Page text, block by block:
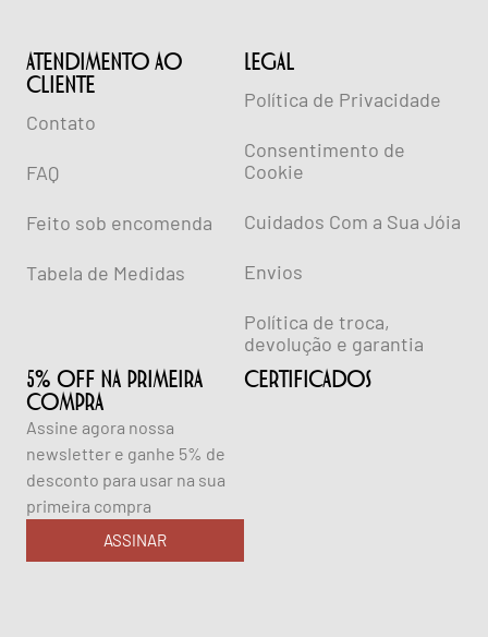
ATENDIMENTO AO
CLIENTE
Contato
FAQ
Feito sob encomenda
Tabela de Medidas
lEGAL
Política de Privacidade
Consentimento de
Cookie
Cuidados Com a Sua Jóia
Envios
Política de troca,
devolução e garantia
5% OFF NA PRIMEIRA
COMPRA
Assine agora nossa
newsletter e ganhe 5% de
desconto para usar na sua
primeira compra
ASSINAR
CERTIFICADOS